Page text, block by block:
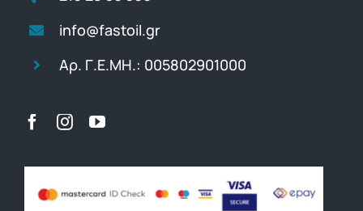
info@fastoil.gr
Αρ. Γ.Ε.ΜΗ.: 005802901000